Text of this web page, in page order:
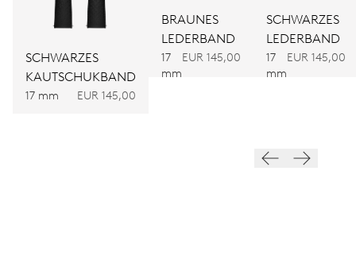
Automatischer Aufzug
FREQUENZ
28.800 A/h, 4 Hz
SCHWARZES
KAUTSCHUKBAND
17 mm EUR 145,00
BRAUNES
LEDERBAND
17
mm
EUR 145,00
SCHWARZES
LEDERBAND
17
mm
EUR 145,00